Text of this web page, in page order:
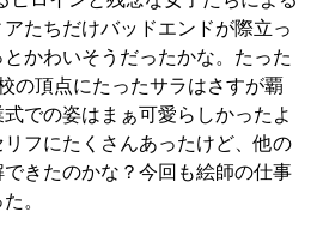
たちだけバッドエンドが際立っ
かわいそうだったかな。たった
の頂点にたったサラはさすが覇
での姿はまぁ可愛らしかったよ
フにたくさんあったけど、他の
きたのかな？今回も絵師の仕事
。